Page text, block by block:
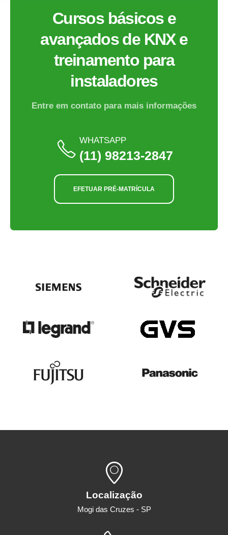
Cursos básicos e
avançados de KNX e
treinamento para
instaladores
Entre em contato para mais informações
WHATSAPP
(11) 98213-2847
EFETUAR PRÉ-MATRÍCULA
Localização
Mogi das Cruzes - SP